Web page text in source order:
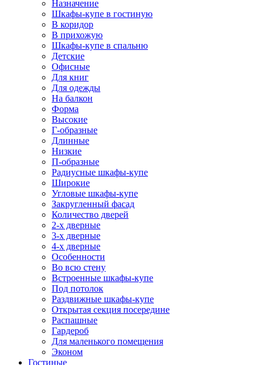
Назначение
Шкафы-купе в гостиную
В коридор
В прихожую
Шкафы-купе в спальню
Детские
Офисные
Для книг
Для одежды
На балкон
Форма
Высокие
Г-образные
Длинные
Низкие
П-образные
Радиусные шкафы-купе
Широкие
Угловые шкафы-купе
Закругленный фасад
Количество дверей
2-х дверные
3-х дверные
4-х дверные
Особенности
Во всю стену
Встроенные шкафы-купе
Под потолок
Раздвижные шкафы-купе
Открытая секция посередине
Распашные
Гардероб
Для маленького помещения
Эконом
Гостиные